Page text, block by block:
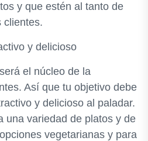
y que estén al tanto de
clientes.
y delicioso
el núcleo de la
Así que tu objetivo debe
y delicioso al paladar.
una variedad de platos y de
vegetarianas y para